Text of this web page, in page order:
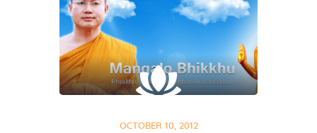
OCTOBER 10, 2012